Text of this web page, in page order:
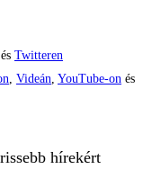
és Twitteren
, Videán, YouTube-on és
hírekért